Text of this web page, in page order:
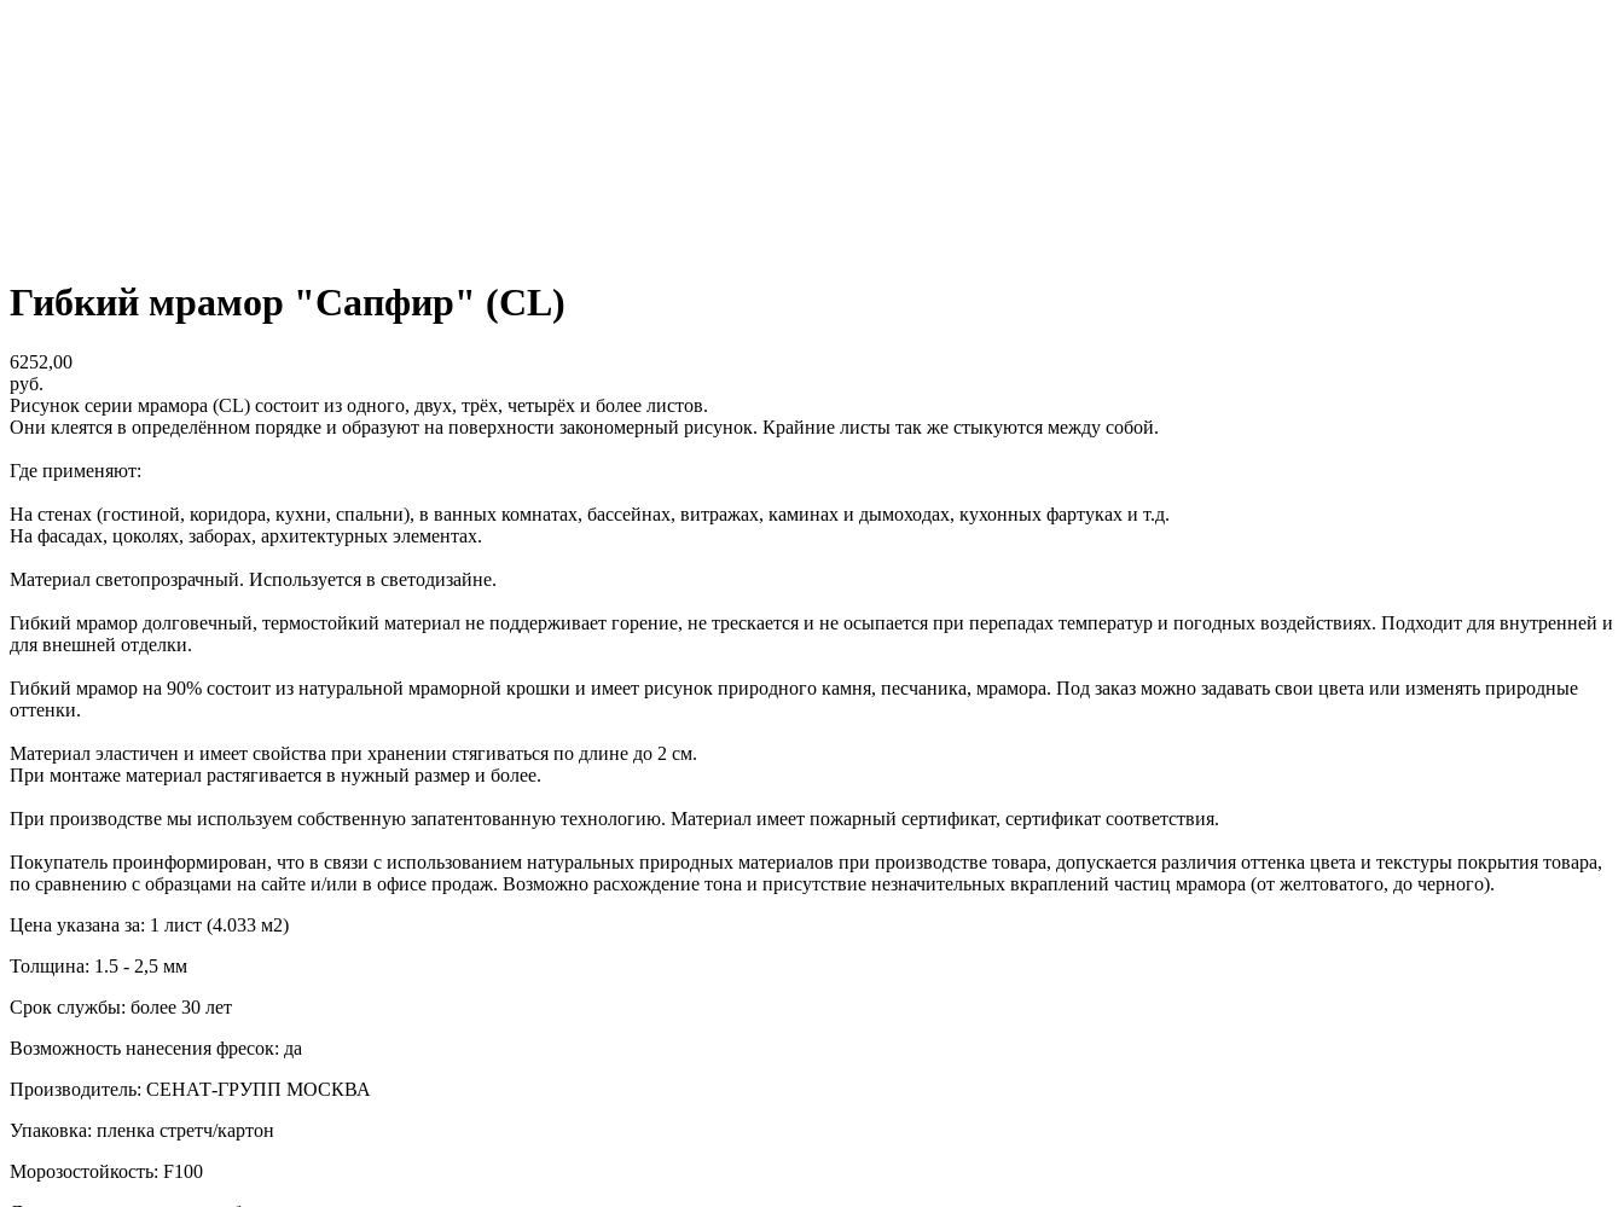
Гибкий мрамор "Сапфир" (CL)
6252,00
руб.
Рисунок серии мрамора (CL) состоит из одного, двух, трёх, четырёх и более листов.
Они клеятся в определённом порядке и образуют на поверхности закономерный рисунок. Крайние листы так же стыкуются между собой.
Где применяют:
На стенах (гостиной, коридора, кухни, спальни), в ванных комнатах, бассейнах, витражах, каминах и дымоходах, кухонных фартуках и т.д.
На фасадах, цоколях, заборах, архитектурных элементах.
Материал светопрозрачный. Используется в светодизайне.
Гибкий мрамор долговечный, термостойкий материал не поддерживает горение, не трескается и не осыпается при перепадах температур и погодных воздействиях. Подходит для внутренней и
для внешней отделки.
Гибкий мрамор на 90% состоит из натуральной мраморной крошки и имеет рисунок природного камня, песчаника, мрамора. Под заказ можно задавать свои цвета или изменять природные
оттенки.
Материал эластичен и имеет свойства при хранении стягиваться по длине до 2 см.
При монтаже материал растягивается в нужный размер и более.
При производстве мы используем собственную запатентованную технологию. Материал имеет пожарный сертификат, сертификат соответствия.
Покупатель проинформирован, что в связи с использованием натуральных природных материалов при производстве товара, допускается различия оттенка цвета и текстуры покрытия товара,
по сравнению с образцами на сайте и/или в офисе продаж. Возможно расхождение тона и присутствие незначительных вкраплений частиц мрамора (от желтоватого, до черного).
Цена указана за: 1 лист (4.033 м2)
Толщина: 1.5 - 2,5 мм
Срок службы: более 30 лет
Возможность нанесения фресок: да
Производитель: СЕНАТ-ГРУПП МОСКВА
Упаковка: пленка стретч/картон
Морозостойкость: F100